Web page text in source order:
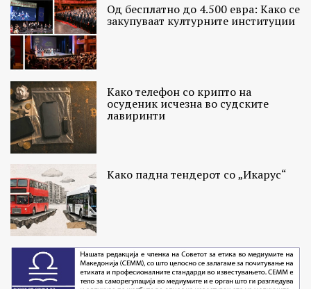
Од бесплатно до 4.500 евра: Како се
закупуваат културните институции
Како телефон со крипто на
осуденик исчезна во судските
лавиринти
Како падна тендерот со „Икарус“